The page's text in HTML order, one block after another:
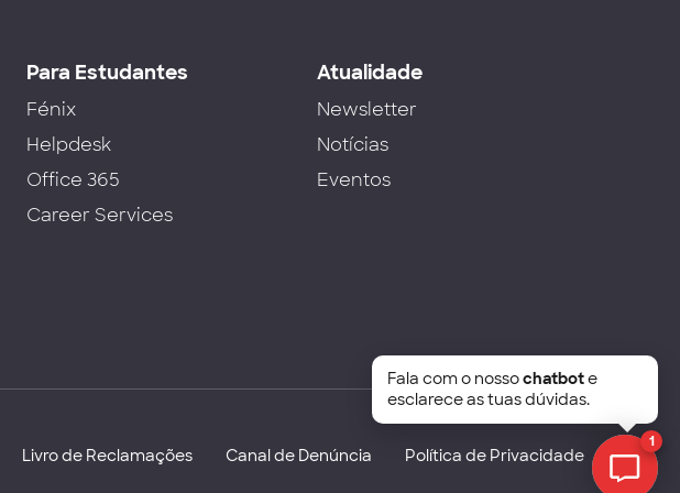
Para Estudantes
Fénix
Helpdesk
Office 365
Career Services
Atualidade
Newsletter
Notícias
Eventos
Livro de Reclamações Canal de Denúncia Política de Privacidade
1
Fala com o nossochatbote
esclarece as tuas dúvidas.